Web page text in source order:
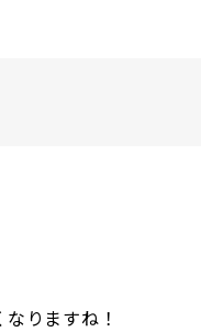
りますね！